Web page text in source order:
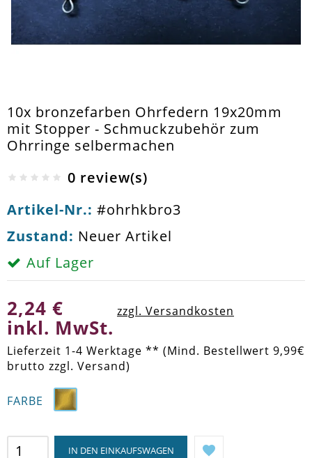
10x bronzefarben Ohrfedern 19x20mm
mit Stopper - Schmuckzubehör zum
Ohrringe selbermachen
0 review(s)
Artikel-Nr.: #ohrhkbro3
Zustand: Neuer Artikel
Auf Lager
2,24 €
inkl. MwSt.
zzgl. Versandkosten
Lieferzeit 1-4 Werktage ** (Mind. Bestellwert 9,99€
brutto zzgl. Versand)
FARBE
IN DEN EINKAUFSWAGEN